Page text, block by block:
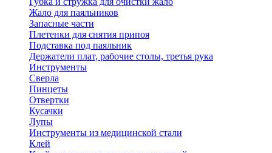
Жало для паяльников
Запасные части
Плетенки для снятия припоя
Подставка под паяльник
Держатели плат, рабочие столы, третья рука
Инструменты
Сверла
Пинцеты
Отвертки
Кусачки
Лупы
Инструменты из медицинской стали
Клей